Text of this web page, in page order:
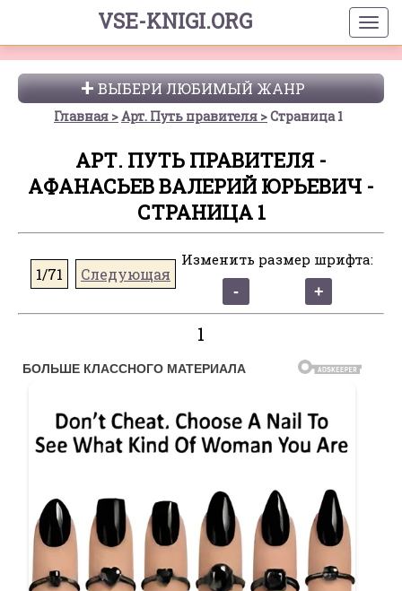
VSE-KNIGI.ORG
ВЫБЕРИ ЛЮБИМЫЙ ЖАНР
Главная Арт. Путь правителя Страница 1
АРТ. ПУТЬ ПРАВИТЕЛЯ -
АФАНАСЬЕВ ВАЛЕРИЙ ЮРЬЕВИЧ -
СТРАНИЦА 1
1/71 Следующая
Изменить размер шрифта:
1